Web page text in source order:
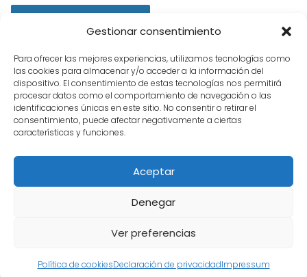
Gestionar consentimiento
Para ofrecer las mejores experiencias, utilizamos tecnologías como
las cookies para almacenar y/o acceder a la información del
dispositivo. El consentimiento de estas tecnologías nos permitirá
procesar datos como el comportamiento de navegación o las
identificaciones únicas en este sitio. No consentir o retirar el
consentimiento, puede afectar negativamente a ciertas
características y funciones.
Aceptar
Denegar
Ver preferencias
Política de cookiesDeclaración de privacidadImpressum
Tienda Hobbies
Ferrari 430 Challenge de
Política de Cookies Privacidad